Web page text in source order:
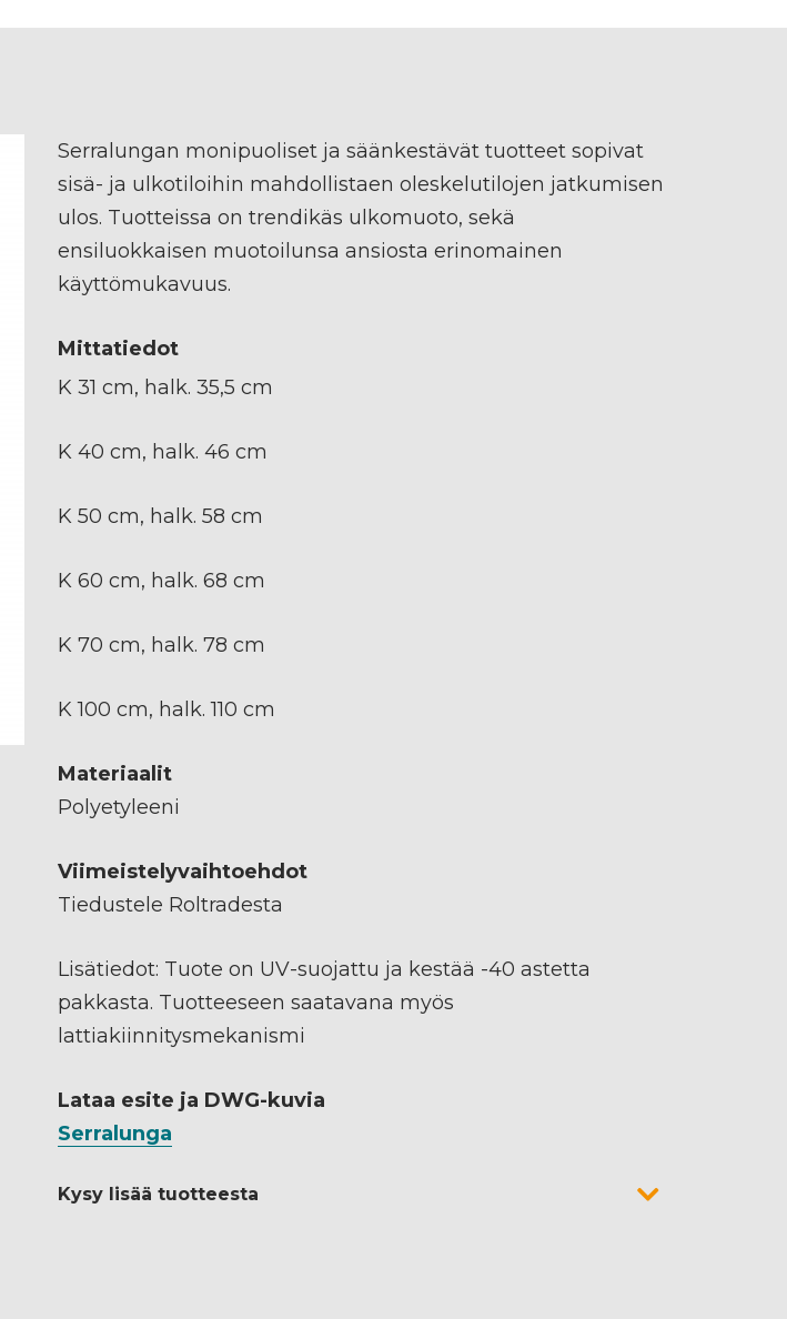
Serralungan monipuoliset ja säänkestävät tuotteet sopivat
sisä- ja ulkotiloihin mahdollistaen oleskelutilojen jatkumisen
ulos. Tuotteissa on trendikäs ulkomuoto, sekä
ensiluokkaisen muotoilunsa ansiosta erinomainen
käyttömukavuus.
Mittatiedot
K 31 cm, halk. 35,5 cm
K 40 cm, halk. 46 cm
K 50 cm, halk. 58 cm
K 60 cm, halk. 68 cm
K 70 cm, halk. 78 cm
K 100 cm, halk. 110 cm
Materiaalit
Polyetyleeni
Viimeistelyvaihtoehdot
Tiedustele Roltradesta
Lisätiedot: Tuote on UV-suojattu ja kestää -40 astetta
pakkasta. Tuotteeseen saatavana myös
lattiakiinnitysmekanismi
Lataa esite ja DWG-kuvia
Serralunga
Kysy lisää tuotteesta